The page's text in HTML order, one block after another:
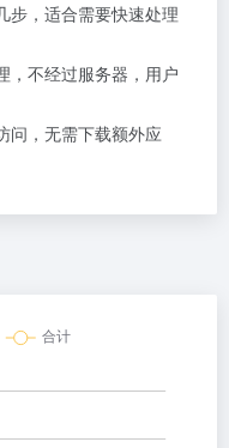
步，适合需要快速处理
，不经过服务器，用户
问，无需下载额外应